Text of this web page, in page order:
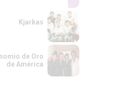
Kjarkas
de Oro
de América